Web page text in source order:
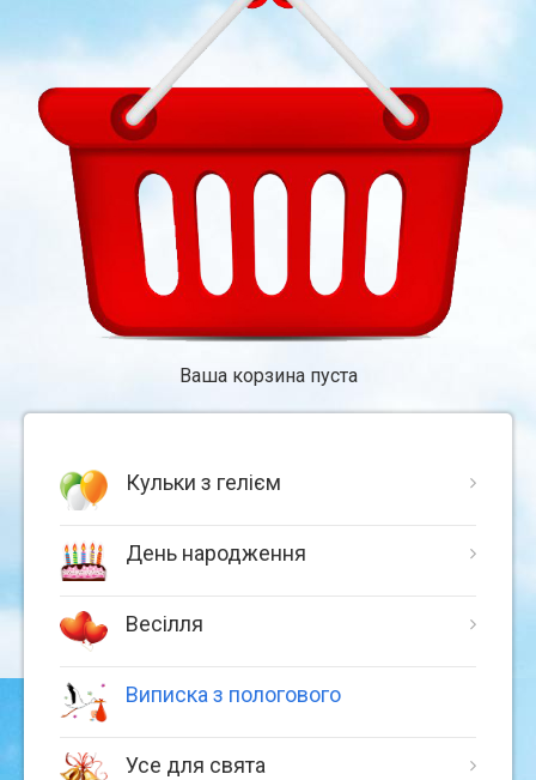
Ваша корзина пуста
Кульки з гелієм
День народження
Весілля
Виписка з пологового
Усе для свята